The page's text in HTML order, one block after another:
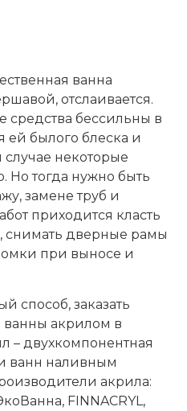
ванна
отслаивается.
бессильны в
ей былого блеска и
случае некоторые
Но тогда нужно быть
замене труб и
приходится класть
снимать дверные рамы
при выносе и
способ, заказать
ванны акрилом в
– двухкомпонентная
ванн наливным
акрила:
FINNACRYL,